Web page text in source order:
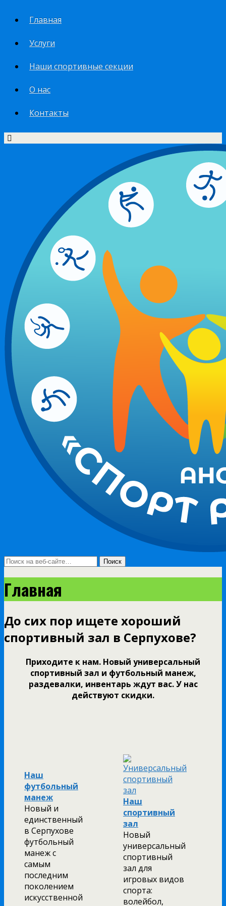
Главная
Услуги
Наши спортивные секции
О нас
Контакты
Главная
До сих пор ищете хороший
спортивный зал в Серпухове?
Приходите к нам. Новый универсальный
спортивный зал и футбольный манеж,
раздевалки, инвентарь ждут вас. У нас
действуют скидки.
Наш
футбольный
манеж
Новый и
единственный
в Серпухове
футбольный
манеж с
самым
последним
поколением
искусственной
Наш
спортивный
зал
Новый
универсальный
спортивный
зал для
игровых видов
спорта:
волейбол,